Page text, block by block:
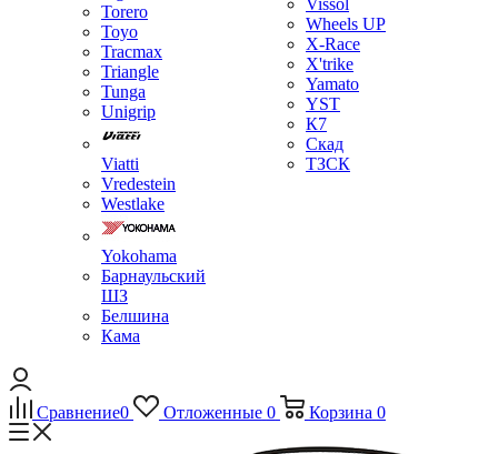
Torero
Toyo
Tracmax
Triangle
Tunga
Unigrip
Viatti
Vredestein
Westlake
Yokohama
Барнаульский
ШЗ
Белшина
Кама
Vissol
Wheels UP
X-Race
X'trike
Yamato
YST
К7
Скад
ТЗСК
Сравнение0 Отложенные 0 Корзина 0